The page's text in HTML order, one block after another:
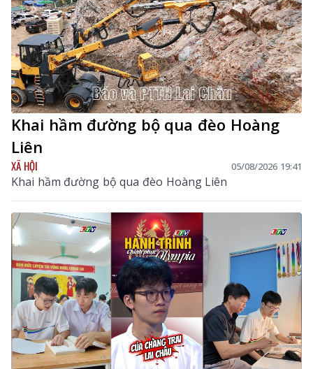
Khai hầm đường bộ qua đèo Hoàng
Liên
XÃ HỘI 05/08/2026 19:41
Khai hầm đường bộ qua đèo Hoàng Liên